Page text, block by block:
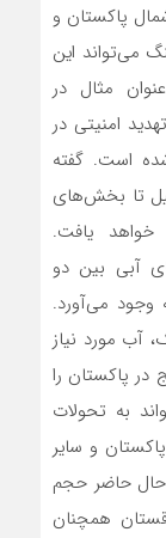
پاکستان و
می‌تواند این
مثال در
امنیتی در
است. گفته
تا بخش‌های
خواهد یافت.
آبی بین دو
وجود می‌آورد.
آب مورد نیاز
در پاکستان را
به تحولات
و سایر
حال حاضر حجم
همچنان